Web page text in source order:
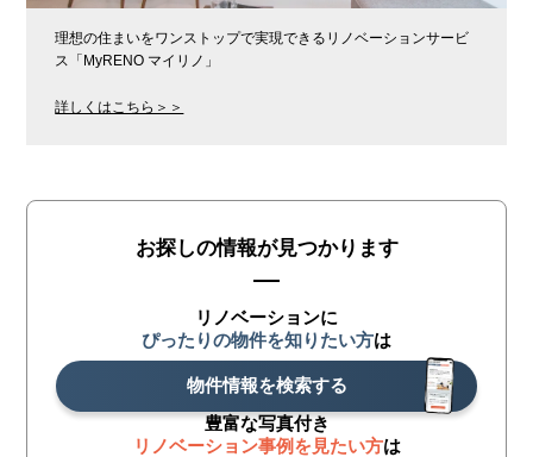
理想の住まいをワンストップで実現できるリノベーションサービ
ス「MyRENO マイリノ」
詳しくはこちら＞＞
お探しの情報が見つかります
リノベーションに
ぴったりの物件を知りたい方は
物件情報を検索する
豊富な写真付き
リノベーション事例を見たい方は